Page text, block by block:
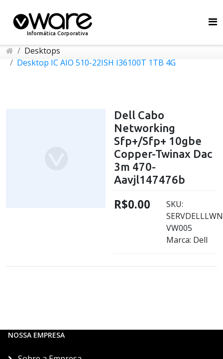
Informática Corporativa
Desktops
Desktop IC AIO 510-22ISH I36100T 1TB 4G
Dell Cabo
Networking
Sfp+/Sfp+ 10gbe
Copper-Twinax Dac
3m 470-
Aavjl147476b
R$0.00
SKU:
VW005
Marca: Dell
NOSSA EMPRESA